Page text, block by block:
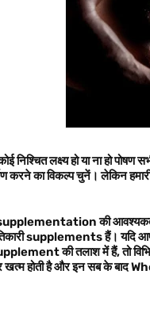
निश्चित लक्ष्य हो या ना हो
करने का विकल्प चुनें। लेकिन
की आवश्यकता
supplements हैं।
की तलाश में हैं, तो
खत्म होती है और इन सब के बाद